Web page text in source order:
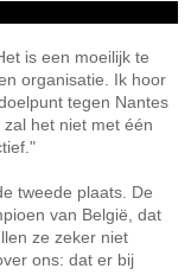
is een moeilijk te
organisatie. Ik hoor
tegen Nantes
het niet met één
tweede plaats. De
van België, dat
ze zeker niet
ons: dat er bij